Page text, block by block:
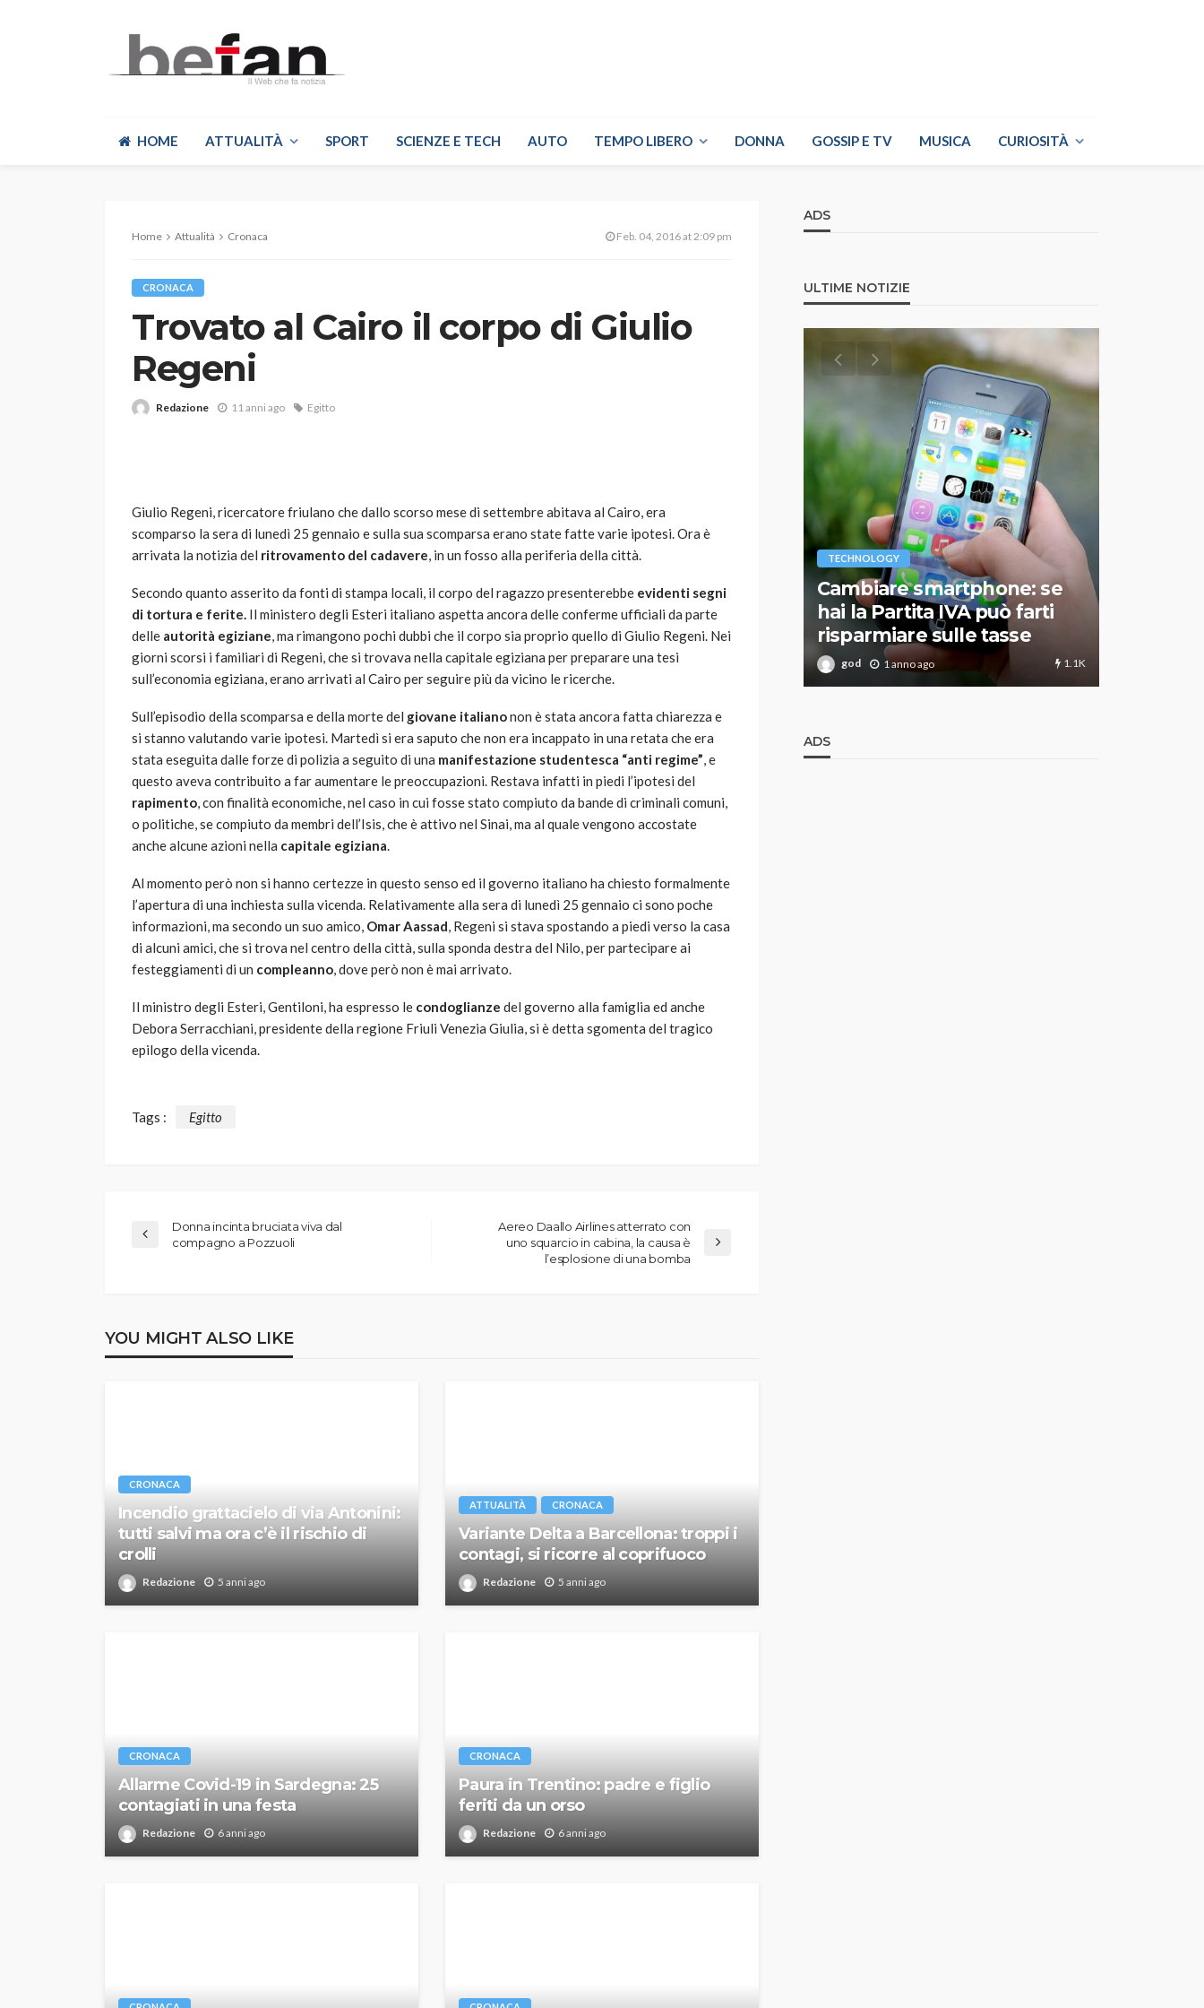
HOME ATTUALITÀ SPORT SCIENZE E TECH AUTO TEMPO LIBERO DONNA GOSSIP E TV MUSICA CURIOSITÀ
Home Attualità Cronaca Feb. 04, 2016 at 2:09 pm
CRONACA
Trovato al Cairo il corpo di Giulio
Regeni
Redazione 11 anni ago Egitto
Giulio Regeni, ricercatore friulano che dallo scorso mese di settembre abitava al Cairo, era
scomparso la sera di lunedì 25 gennaio e sulla sua scomparsa erano state fatte varie ipotesi. Ora è
arrivata la notizia del ritrovamento del cadavere, in un fosso alla periferia della città.
Secondo quanto asserito da fonti di stampa locali, il corpo del ragazzo presenterebbe evidenti segni
di tortura e ferite. Il ministero degli Esteri italiano aspetta ancora delle conferme ufficiali da parte
delle autorità egiziane, ma rimangono pochi dubbi che il corpo sia proprio quello di Giulio Regeni. Nei
giorni scorsi i familiari di Regeni, che si trovava nella capitale egiziana per preparare una tesi
sull’economia egiziana, erano arrivati al Cairo per seguire più da vicino le ricerche.
Sull’episodio della scomparsa e della morte del giovane italianonon è stata ancora fatta chiarezza e
si stanno valutando varie ipotesi. Martedì si era saputo che non era incappato in una retata che era
stata eseguita dalle forze di polizia a seguito di una manifestazione studentesca “anti regime”, e
questo aveva contribuito a far aumentare le preoccupazioni. Restava infatti in piedi l’ipotesi del
rapimento, con finalità economiche, nel caso in cui fosse stato compiuto da bande di criminali comuni,
o politiche, se compiuto da membri dell’Isis, che è attivo nel Sinai, ma al quale vengono accostate
anche alcune azioni nella capitale egiziana.
Al momento però non si hanno certezze in questo senso ed il governo italiano ha chiesto formalmente
l’apertura di una inchiesta sulla vicenda. Relativamente alla sera di lunedì 25 gennaio ci sono poche
informazioni, ma secondo un suo amico, Omar Aassad, Regeni si stava spostando a piedi verso la casa
di alcuni amici, che si trova nel centro della città, sulla sponda destra del Nilo, per partecipare ai
festeggiamenti di un compleanno, dove però non è mai arrivato.
Il ministro degli Esteri, Gentiloni, ha espresso le condoglianze del governo alla famiglia ed anche
Debora Serracchiani, presidente della regione Friuli Venezia Giulia, si è detta sgomenta del tragico
epilogo della vicenda.
Tags : Egitto
Donna incinta bruciata viva dal
compagno a Pozzuoli
Aereo Daallo Airlines atterrato con
uno squarcio in cabina, la causa è
l’esplosione di una bomba
YOU MIGHT ALSO LIKE
CRONACA
Incendio grattacielo di via Antonini:
tutti salvi ma ora c’è il rischio di
crolli
Redazione 5 anni ago
ATTUALITÀ CRONACA
Variante Delta a Barcellona: troppi i
contagi, si ricorre al coprifuoco
Redazione 5 anni ago
CRONACA
Allarme Covid-19 in Sardegna: 25
contagiati in una festa
Redazione 6 anni ago
CRONACA
Paura in Trentino: padre e figlio
feriti da un orso
Redazione 6 anni ago
ADS
ULTIME NOTIZIE
Robot tagliaerba: quale
scegliere per il tuo prato
god 1 anno ago 785
AUTO SPORT
MG alle Final 8 di Coppa
Davis: tennis mondiale e
passione per
l’automobilismo
abbracciano la stessa causa
god 9 mesi ago
TECHNOLOGY
Cambiare smartphone: se
hai la Partita IVA può farti
risparmiare sulle tasse
god 1 anno ago 1.1K
ADS